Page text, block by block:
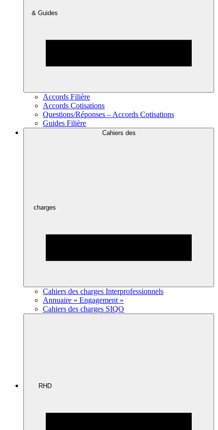
& Guides
Accords Filière
Accords Cotisations
Questions/Réponses – Accords Cotisations
Guides Filière
Cahiers des
charges
Cahiers des charges Interprofessionnels
Annuaire « Engagement »
Cahiers des charges SIQO
RHD